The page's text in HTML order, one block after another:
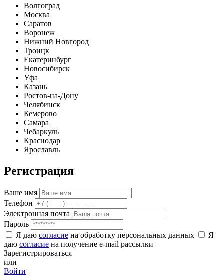
Волгоград
Москва
Саратов
Воронеж
Нижний Новгород
Троицк
Екатеринбург
Новосибирск
Уфа
Казань
Ростов-на-Дону
Челябинск
Кемерово
Самара
Чебаркуль
Краснодар
Ярославль
Регистрация
Ваше имя
Телефон
Электронная почта
Пароль
Я даю согласие на обработку персональных данных
Я
даю согласие на получение e-mail рассылки
Зарегистрироваться
или
Войти